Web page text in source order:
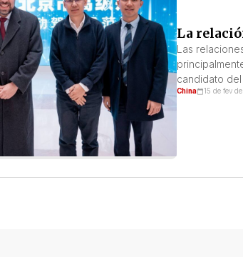
La
Las
candidato
China 15 de fev